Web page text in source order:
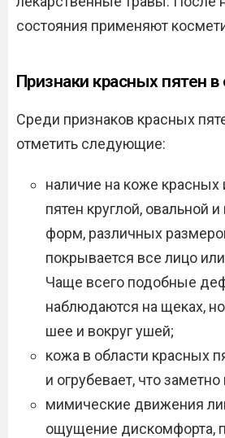
состояния применяют
Признаки красных пятен в
Среди признаков красных
отметить следующие:
наличие на коже красных
пятен круглой, овальной
форм, различных
покрывается все лицо
Чаще всего подобные
наблюдаются на щеках,
шее и вокруг ушей;
кожа в области красных
и огрубевает, что
мимические движения
ощущение дискомфорта,